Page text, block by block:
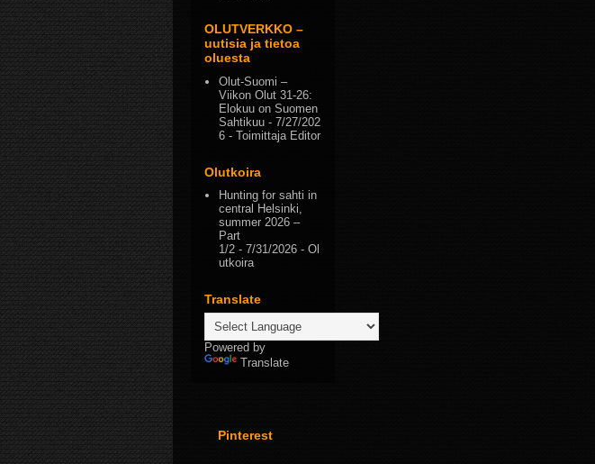
OLUTVERKKO –
uutisia ja tietoa
oluesta
Olut-Suomi –
Viikon Olut 31-26:
Elokuu on Suomen
Sahtikuu - 7/27/202
6 - Toimittaja Editor
Olutkoira
Hunting for sahti in
central Helsinki,
summer 2026 –
Part
1/2 - 7/31/2026 - Ol
utkoira
Translate
Powered by
Translate
Pinterest